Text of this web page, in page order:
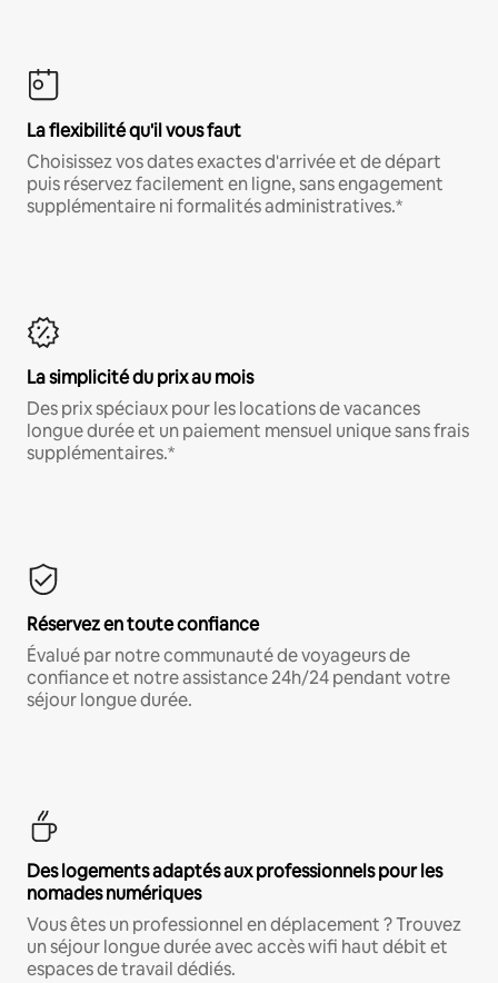
La flexibilité qu'il vous faut
Choisissez vos dates exactes d'arrivée et de départ
puis réservez facilement en ligne, sans engagement
supplémentaire ni formalités administratives.*
La simplicité du prix au mois
Des prix spéciaux pour les locations de vacances
longue durée et un paiement mensuel unique sans frais
supplémentaires.*
Réservez en toute confiance
Évalué par notre communauté de voyageurs de
confiance et notre assistance 24h/24 pendant votre
séjour longue durée.
Des logements adaptés aux professionnels pour les
nomades numériques
Vous êtes un professionnel en déplacement ? Trouvez
un séjour longue durée avec accès wifi haut débit et
espaces de travail dédiés.